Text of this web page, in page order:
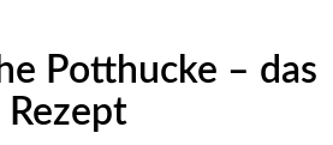
Potthucke – das
Rezept